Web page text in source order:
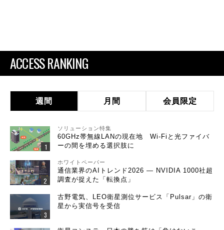
ACCESS RANKING
週間 月間 会員限定
ソリューション特集
60GHz帯無線LANの現在地 Wi-Fiと光ファイバ
ーの間を埋める選択肢に
ホワイトペーパー
通信業界のAIトレンド2026 ― NVIDIA 1000社超
調査が捉えた「転換点」
古野電気、LEO衛星測位サービス「Pulsar」の衛
星から実信号を受信